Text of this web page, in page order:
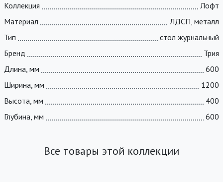
Коллекция
Лофт
Материал
ЛДСП, металл
Тип
стол журнальный
Бренд
Трия
Длина, мм
600
Ширина, мм
1200
Высота, мм
400
Глубина, мм
600
Все товары этой коллекции